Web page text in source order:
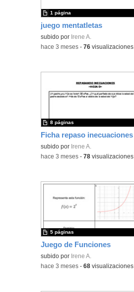
juego mentatletas
Contenido educativo.
subido por Irene A.
1 página
-hace 3 meses -76 visualizaciones
Ficha repaso inecuaciones
Contenido educativo.
subido por Irene A.
8 páginas
-hace 3 meses -78 visualizaciones
Juego de Funciones
Contenido educativo.
subido por Irene A.
5 páginas
-hace 3 meses -68 visualizaciones